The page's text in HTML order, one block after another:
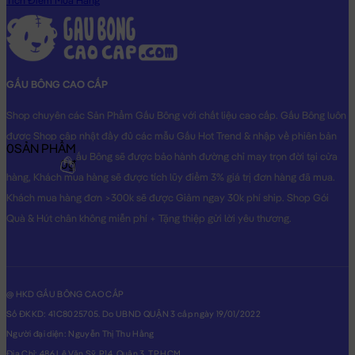
GẤU BÔNG CAO CẤP
Shop chuyên các Sản Phẩm Gấu Bông với chất liệu cao cấp. Gấu Bông luôn
được Shop cập nhật đầy đủ các mẫu Gấu Hot Trend & nhập về phiên bản
Original nhất. Gấu Bông sẽ được bảo hành đường chỉ may trọn đời tại cửa
hàng, Khách mua hàng sẽ được tích lũy điểm 3% giá trị đơn hàng đã mua.
Khách mua hàng đơn >300k sẽ được Giảm ngay 30k phí ship. Shop Gói
Quà & Hút chân không miễn phí + Tặng thiệp gửi lời yêu thương.
@ HKD GẤU BÔNG CAO CẤP
Số ĐKKD: 41C8025705. Do UBND QUẬN 3 cấp ngày 19/01/2022
Người đại diện: Nguyễn Thị Thu Hằng
0SẢN PHẨM
0₫